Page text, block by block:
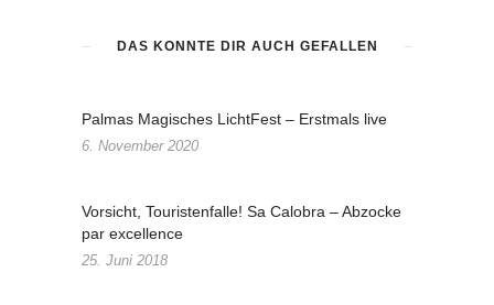
DAS KÖNNTE DIR AUCH GEFALLEN
Palmas Magisches LichtFest – Erstmals live
6. November 2020
Vorsicht, Touristenfalle! Sa Calobra – Abzocke
par excellence
25. Juni 2018